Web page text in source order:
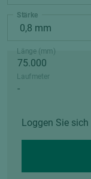
Stärke
Länge (mm)
Laufmeter
Loggen Sie